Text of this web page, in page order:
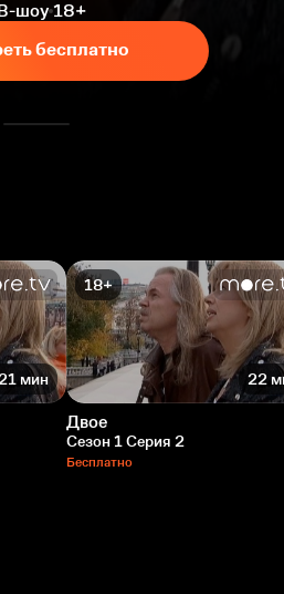
шоу 18+
бесплатно
мин
18+
22
Двое
Сезон 1 Серия 2
Бесплатно